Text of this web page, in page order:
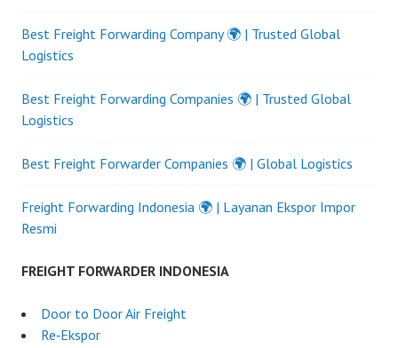
Best Freight Forwarding Company 🌍 | Trusted Global
Logistics
Best Freight Forwarding Companies 🌍 | Trusted Global
Logistics
Best Freight Forwarder Companies 🌍 | Global Logistics
Freight Forwarding Indonesia 🌍 | Layanan Ekspor Impor
Resmi
FREIGHT FORWARDER INDONESIA
Door to Door Air Freight
Re‑Ekspor